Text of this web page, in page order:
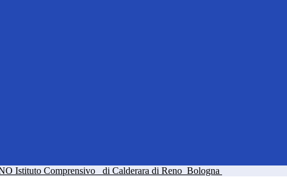
Istituto Comprensivo di Calderara di Reno Bologna